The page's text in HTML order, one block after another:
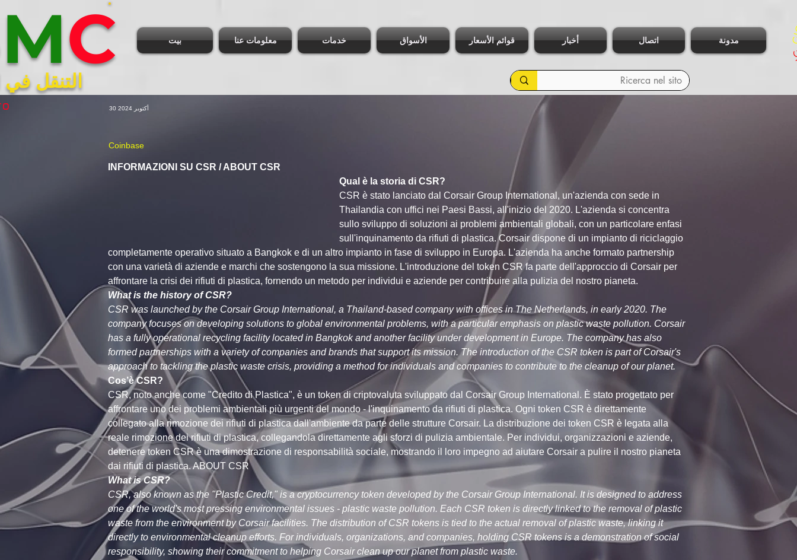
التنقل في
MC بيت معلومات عنا خدمات الأسواق قوائم الأسعار أخبار اتصال مدونة
30 أكتوبر 2024
Coinbase
INFORMAZIONI SU CSR / ABOUT CSR
Qual è la storia di CSR?
CSR è stato lanciato dal Corsair Group International, un'azienda con sede in
Thailandia con uffici nei Paesi Bassi, all'inizio del 2020. L'azienda si concentra
sullo sviluppo di soluzioni ai problemi ambientali globali, con un particolare enfasi
sull'inquinamento da rifiuti di plastica. Corsair dispone di un impianto di riciclaggio
completamente operativo situato a Bangkok e di un altro impianto in fase di sviluppo in Europa. L'azienda ha anche formato partnership
con una varietà di aziende e marchi che sostengono la sua missione. L'introduzione del token CSR fa parte dell'approccio di Corsair per
affrontare la crisi dei rifiuti di plastica, fornendo un metodo per individui e aziende per contribuire alla pulizia del nostro pianeta.
What is the history of CSR?
CSR was launched by the Corsair Group International, a Thailand-based company with offices in The Netherlands, in early 2020. The
company focuses on developing solutions to global environmental problems, with a particular emphasis on plastic waste pollution. Corsair
has a fully operational recycling facility located in Bangkok and another facility under development in Europe. The company has also
formed partnerships with a variety of companies and brands that support its mission. The introduction of the CSR token is part of Corsair's
approach to tackling the plastic waste crisis, providing a method for individuals and companies to contribute to the cleanup of our planet.
Cos’è CSR?
CSR, noto anche come "Credito di Plastica", è un token di criptovaluta sviluppato dal Corsair Group International. È stato progettato per
affrontare uno dei problemi ambientali più urgenti del mondo - l'inquinamento da rifiuti di plastica. Ogni token CSR è direttamente
collegato alla rimozione dei rifiuti di plastica dall'ambiente da parte delle strutture Corsair. La distribuzione dei token CSR è legata alla
reale rimozione dei rifiuti di plastica, collegandola direttamente agli sforzi di pulizia ambientale. Per individui, organizzazioni e aziende,
detenere token CSR è una dimostrazione di responsabilità sociale, mostrando il loro impegno ad aiutare Corsair a pulire il nostro pianeta
dai rifiuti di plastica. ABOUT CSR
What is CSR?
CSR, also known as the "Plastic Credit," is a cryptocurrency token developed by the Corsair Group International. It is designed to address
one of the world's most pressing environmental issues - plastic waste pollution. Each CSR token is directly linked to the removal of plastic
waste from the environment by Corsair facilities. The distribution of CSR tokens is tied to the actual removal of plastic waste, linking it
directly to environmental cleanup efforts. For individuals, organizations, and companies, holding CSR tokens is a demonstration of social
responsibility, showing their commitment to helping Corsair clean up our planet from plastic waste.